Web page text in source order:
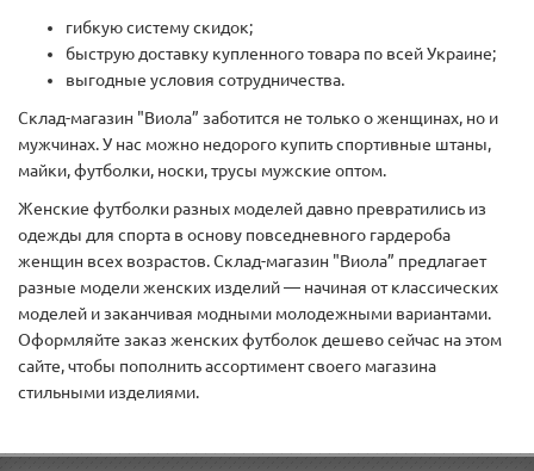
гибкую систему скидок;
быструю доставку купленного товара по всей Украине;
выгодные условия сотрудничества.
Склад-магазин "Виола” заботится не только о женщинах, но и
мужчинах. У нас можно недорого купить спортивные штаны,
майки, футболки, носки, трусы мужские оптом.
Женские футболки разных моделей давно превратились из
одежды для спорта в основу повседневного гардероба
женщин всех возрастов. Склад-магазин "Виола” предлагает
разные модели женских изделий — начиная от классических
моделей и заканчивая модными молодежными вариантами.
Оформляйте заказ женских футболок дешево сейчас на этом
сайте, чтобы пополнить ассортимент своего магазина
стильными изделиями.